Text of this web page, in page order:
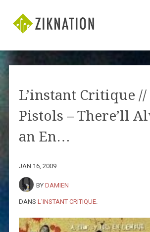
L’instant Critique //
Pistols – There’ll
an En…
JAN 16, 2009
BY DAMIEN
DANS L'INSTANT CRITIQUE.